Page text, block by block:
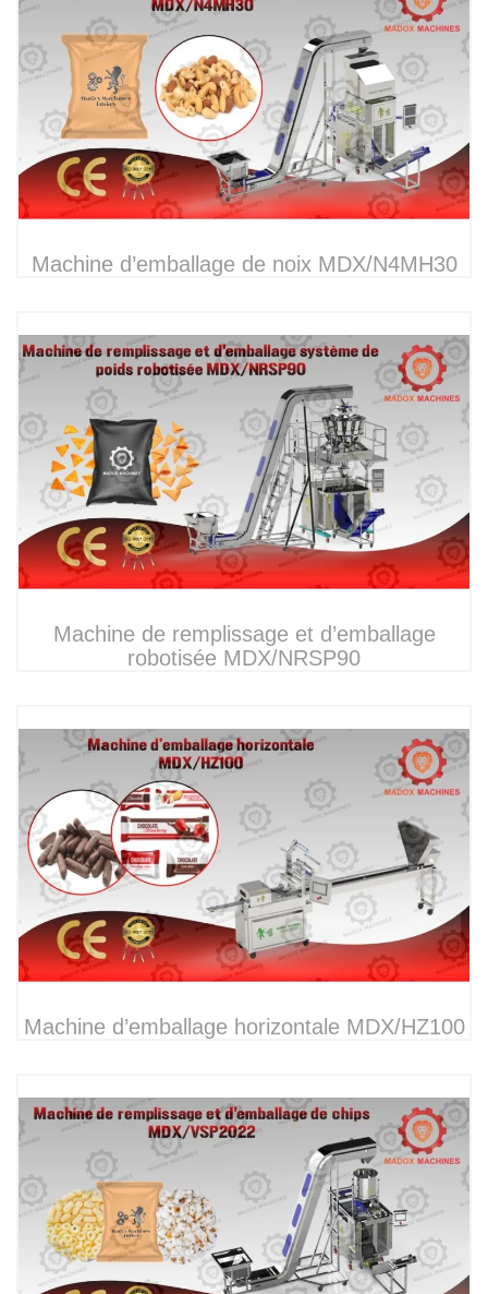
Machine d’emballage de noix MDX/N4MH30
Machine de remplissage et d’emballage
robotisée MDX/NRSP90
Machine d’emballage horizontale MDX/HZ100